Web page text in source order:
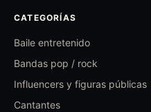
CATEGORÍAS
Baile entretenido
Bandas pop / rock
Influencers y figuras públicas
Cantantes